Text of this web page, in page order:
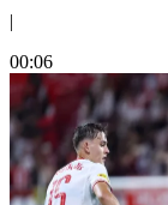
|
00:06